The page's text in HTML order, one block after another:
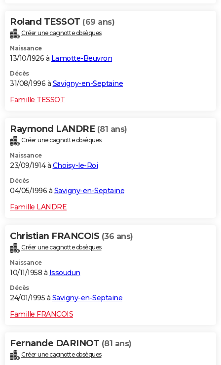
Roland TESSOT (69 ans)
Créer une cagnotte obsèques
Naissance
13/10/1926 à Lamotte-Beuvron
Décès
31/08/1996 à Savigny-en-Septaine
Famille TESSOT
Raymond LANDRE (81 ans)
Créer une cagnotte obsèques
Naissance
23/09/1914 à Choisy-le-Roi
Décès
04/05/1996 à Savigny-en-Septaine
Famille LANDRE
Christian FRANCOIS (36 ans)
Créer une cagnotte obsèques
Naissance
10/11/1958 à Issoudun
Décès
24/01/1995 à Savigny-en-Septaine
Famille FRANCOIS
Fernande DARINOT (81 ans)
Créer une cagnotte obsèques